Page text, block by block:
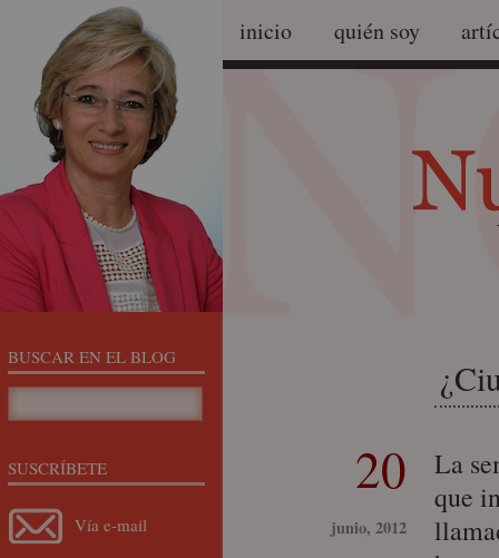
inicio quién soy
20
junio, 2012
La
que
BUSCAR EN EL BLOG
SUSCRÍBETE
Vía e-mail